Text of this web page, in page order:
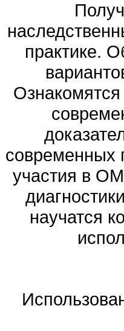
практике.
современных
участия в
научатся